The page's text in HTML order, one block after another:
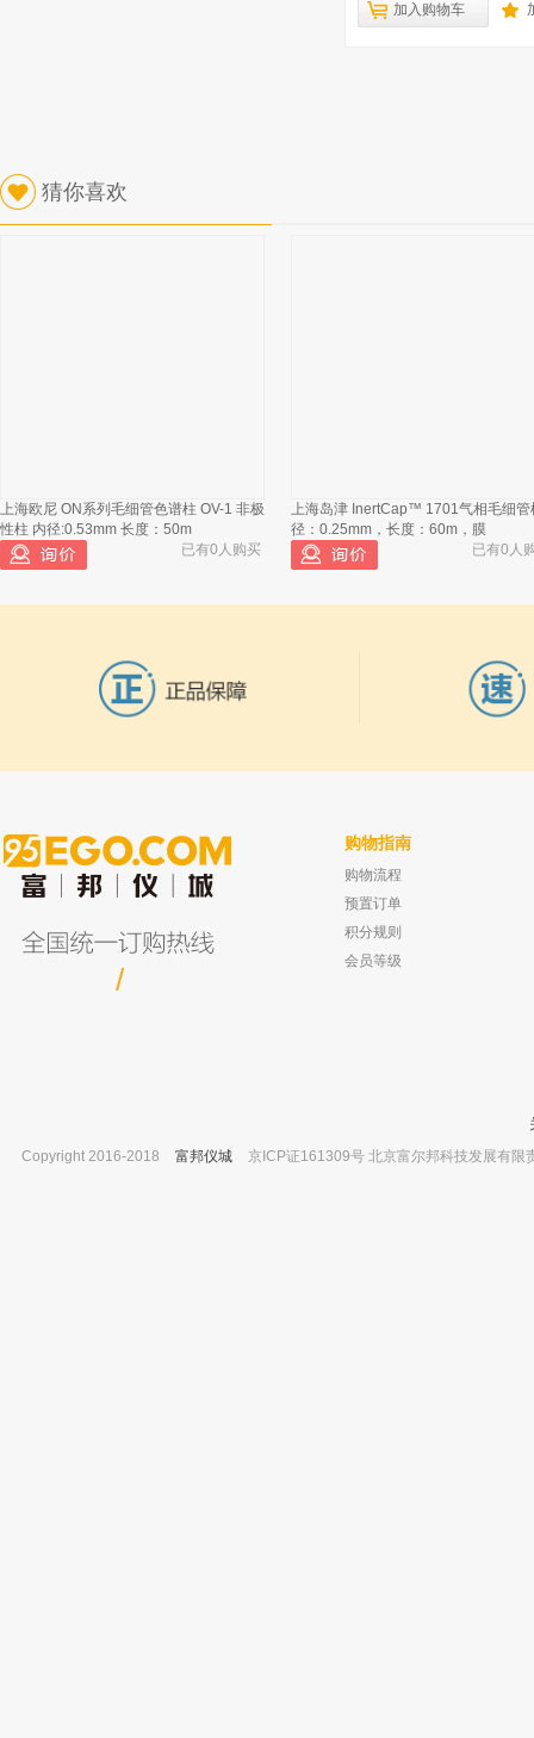
加入购物车
猜你喜欢
上海欧尼 ON系列毛细管色谱柱 OV-1 非极
性柱 内径:0.53mm 长度：50m
已有0人购买
上海岛津 InertCap™ 1701气相毛细管
径：0.25mm，长度：60m，膜
已有0人
耶拿 multiN/C3100总有机碳分析仪 催化剂
订货号：402-810.047 40g
坛墨质检 甲醇中异丙醇标准品,有证书
1000μg/ml
/
购物指南
购物流程
预置订单
积分规则
会员等级
Copyright 2016-2018
富邦仪城 京ICP证161309号 北京富尔邦科技发展有